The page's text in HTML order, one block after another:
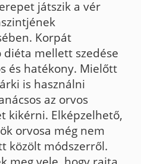
játszik a vér
Korpát
mellett szedése
és hatékony. Mielőtt
is használni
az orvos
kikérni. Elképzelhető,
orvosa még nem
közölt módszerről.